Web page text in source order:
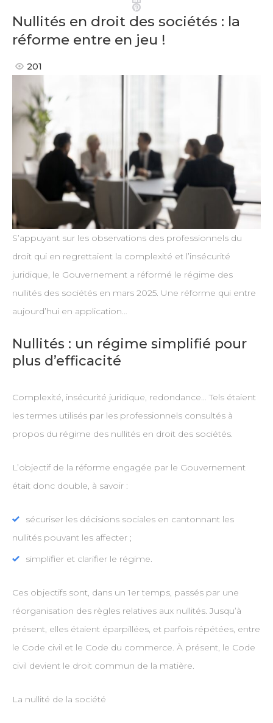
Pinterest
Nullités en droit des sociétés : la
réforme entre en jeu !
201
S’appuyant sur les observations des professionnels du
droit qui en regrettaient la complexité et l’insécurité
juridique, le Gouvernement a réformé le régime des
nullités des sociétés en mars 2025. Une réforme qui entre
aujourd’hui en application…
Nullités : un régime simplifié pour
plus d’efficacité
Complexité, insécurité juridique, redondance… Tels étaient
les termes utilisés par les professionnels consultés à
propos du régime des nullités en droit des sociétés.
L’objectif de la réforme engagée par le Gouvernement
était donc double, à savoir :
sécuriser les décisions sociales en cantonnant les
nullités pouvant les affecter ;
simplifier et clarifier le régime.
Ces objectifs sont, dans un 1er temps, passés par une
réorganisation des règles relatives aux nullités. Jusqu’à
présent, elles étaient éparpillées, et parfois répétées, entre
le Code civil et le Code du commerce. À présent, le Code
civil devient le droit commun de la matière.
La nullité de la société